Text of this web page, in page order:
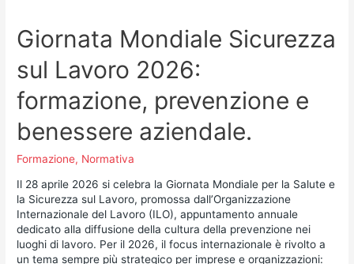
Giornata Mondiale Sicurezza
sul Lavoro 2026:
formazione, prevenzione e
benessere aziendale.
Formazione, Normativa
Il 28 aprile 2026 si celebra la Giornata Mondiale per la Salute e
la Sicurezza sul Lavoro, promossa dall’Organizzazione
Internazionale del Lavoro (ILO), appuntamento annuale
dedicato alla diffusione della cultura della prevenzione nei
luoghi di lavoro. Per il 2026, il focus internazionale è rivolto a
un tema sempre più strategico per imprese e organizzazioni: